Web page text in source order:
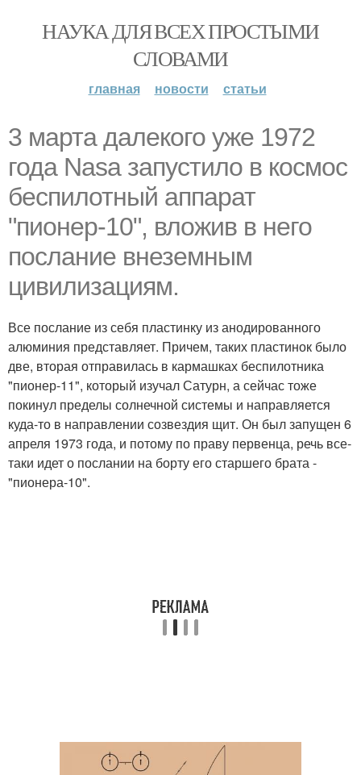
НАУКА ДЛЯ ВСЕХ ПРОСТЫМИ
СЛОВАМИ
главная новости статьи
3 марта далекого уже 1972
года Nasa запустило в космос
беспилотный аппарат
"пионер-10", вложив в него
послание внеземным
цивилизациям.
Все послание из себя пластинку из анодированного
алюминия представляет. Причем, таких пластинок было
две, вторая отправилась в кармашках беспилотника
"пионер-11", который изучал Сатурн, а сейчас тоже
покинул пределы солнечной системы и направляется
куда-то в направлении созвездия щит. Он был запущен 6
апреля 1973 года, и потому по праву первенца, речь все-
таки идет о послании на борту его старшего брата -
"пионера-10".